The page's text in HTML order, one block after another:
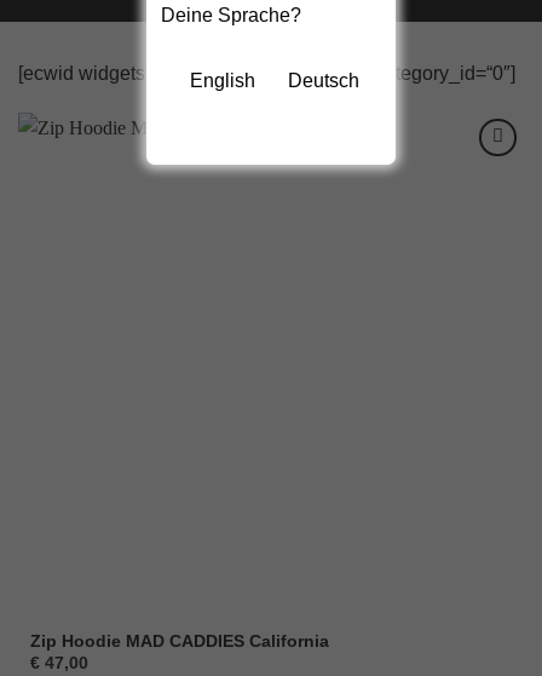
[ecwid widgets=“productbrowser“ default_category_id=“0″]
Zip Hoodie MAD CADDIES California
€47,00
Deine Sprache?
English Deutsch